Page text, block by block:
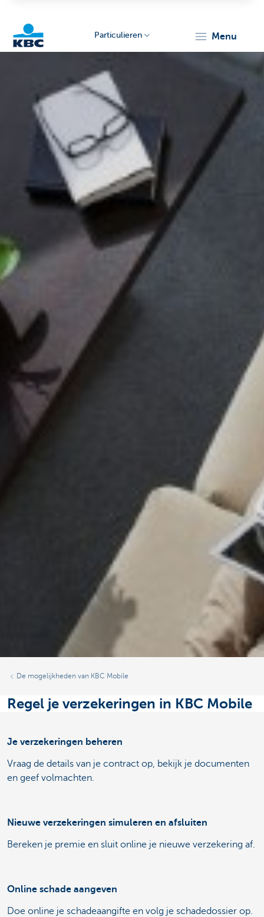
Particulieren menu
De mogelijkheden van KBC Mobile
Regel je verzekeringen in KBC Mobile
Je verzekeringen beheren
Vraag de details van je contract op, bekijk je documenten
en geef volmachten.
Nieuwe verzekeringen simuleren en afsluiten
Bereken je premie en sluit online je nieuwe verzekering af.
Online schade aangeven
Doe online je schadeaangifte en volg je schadedossier op.